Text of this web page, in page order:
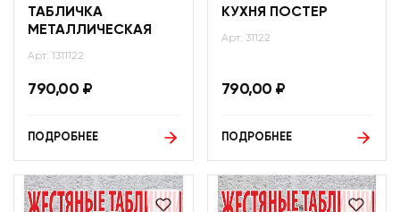
ТАБЛИЧКА
МЕТАЛЛИЧЕСКАЯ
Арт: 1311122
790,00 ₽
ПОДРОБНЕЕ
КУХНЯ ПОСТЕР
Арт: 31122
790,00 ₽
ПОДРОБНЕЕ